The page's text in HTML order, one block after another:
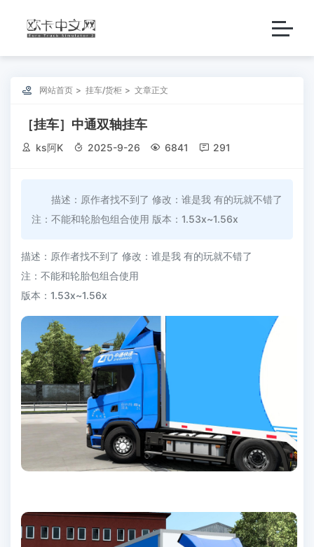
 网站首页 挂车/货柜 文章正文
［挂车］中通双轴挂车
 ks阿K  2025-9-26  6841  291
描述：原作者找不到了 修改：谁是我 有的玩就不错了
注：不能和轮胎包组合使用 版本：1.53x~1.56x
描述：原作者找不到了 修改：谁是我 有的玩就不错了
注：不能和轮胎包组合使用
版本：1.53x~1.56x